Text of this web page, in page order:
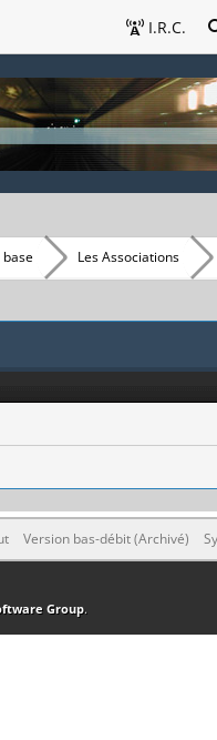
I.R.C.
base Les Associations
Version bas-débit (Archivé)
Group.